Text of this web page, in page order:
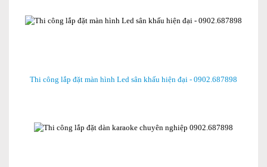
Thi công lắp đặt màn hình Led sân khấu hiện đại - 0902.687898